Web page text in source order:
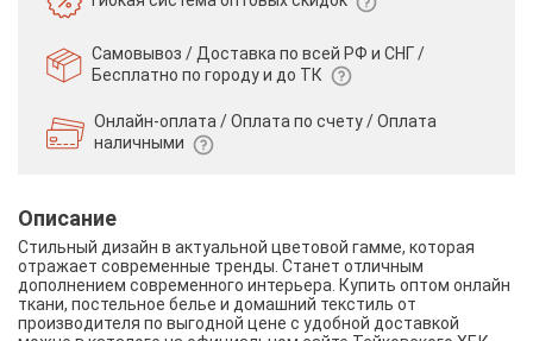
Самовывоз / Доставка по всей РФ и СНГ /
Бесплатно по городу и до ТК
Онлайн-оплата / Оплата по счету /Оплата
наличными
Описание
Стильный дизайн в актуальной цветовой гамме, которая
отражает современные тренды. Станет отличным
дополнением современного интерьера. Купить оптом онлайн
ткани, постельное белье и домашний текстиль от
производителя по выгодной цене с удобной доставкой